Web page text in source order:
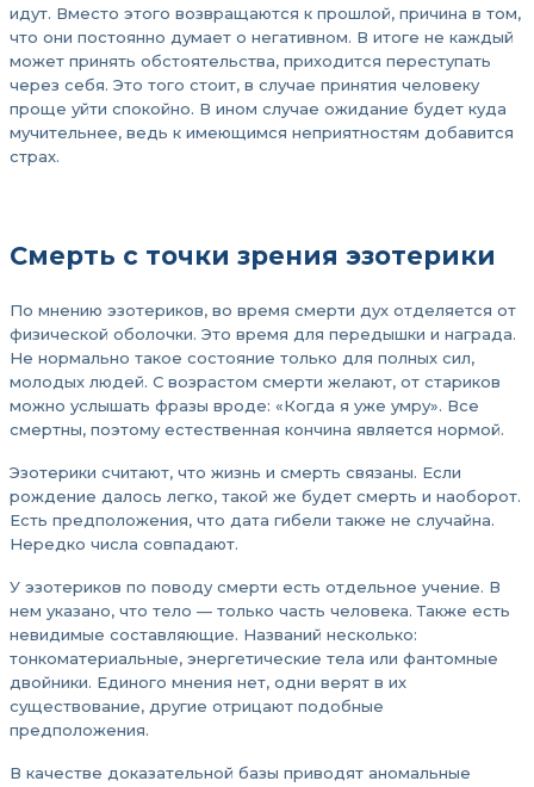
идут. Вместо этого возвращаются к прошлой, причина в том,
что они постоянно думает о негативном. В итоге не каждый
может принять обстоятельства, приходится переступать
через себя. Это того стоит, в случае принятия человеку
проще уйти спокойно. В ином случае ожидание будет куда
мучительнее, ведь к имеющимся неприятностям добавится
страх.
Смерть с точки зрения эзотерики
По мнению эзотериков, во время смерти дух отделяется от
физической оболочки. Это время для передышки и награда.
Не нормально такое состояние только для полных сил,
молодых людей. С возрастом смерти желают, от стариков
можно услышать фразы вроде: «Когда я уже умру». Все
смертны, поэтому естественная кончина является нормой.
Эзотерики считают, что жизнь и смерть связаны. Если
рождение далось легко, такой же будет смерть и наоборот.
Есть предположения, что дата гибели также не случайна.
Нередко числа совпадают.
У эзотериков по поводу смерти есть отдельное учение. В
нем указано, что тело — только часть человека. Также есть
невидимые составляющие. Названий несколько:
тонкоматериальные, энергетические тела или фантомные
двойники. Единого мнения нет, одни верят в их
существование, другие отрицают подобные
предположения.
В качестве доказательной базы приводят аномальные